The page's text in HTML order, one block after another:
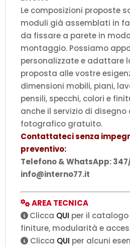
Le composizioni proposte
moduli già assemblati in
da fissare a parete in
montaggio. Possiamo
personalizzate e adattare
proposta alle vostre
dimensioni mobili, piani,
pensili, specchi, colori e
anche il servizio di disegno
fotografico gratuito.
Contattateci senza
preventivo:
Telefono & WhatsApp:
info@interno77.it
AREA TECNICA
Clicca QUI per il
finiture, modularità e
Clicca QUI per alcuni